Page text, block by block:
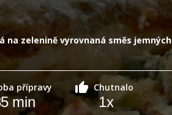
na zelenině vyrovnaná směs jemných
přípravy
min
Chutnalo
1x